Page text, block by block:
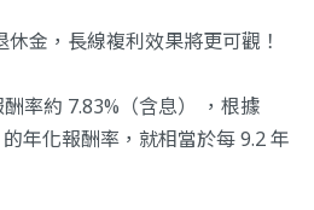
金，長線複利效果將更可觀！
率約 7.83%（含息） ，根據
的年化報酬率，就相當於每 9.2 年